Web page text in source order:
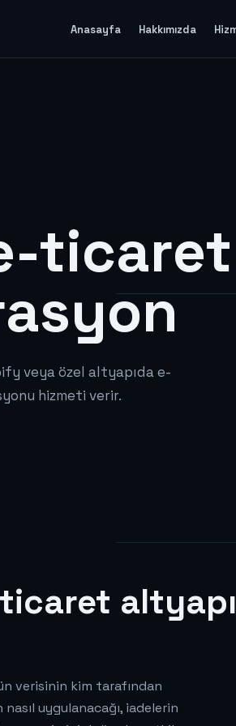
Anasayfa Hakkımızda
ticaret
veya özel altyapıda e-
hizmeti verir.
verisinin kim tarafından
uygulanacağı, iadelerin